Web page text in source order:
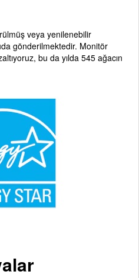
veya yenilenebilir
gönderilmektedir. Monitör
bu da yılda 545 ağacın